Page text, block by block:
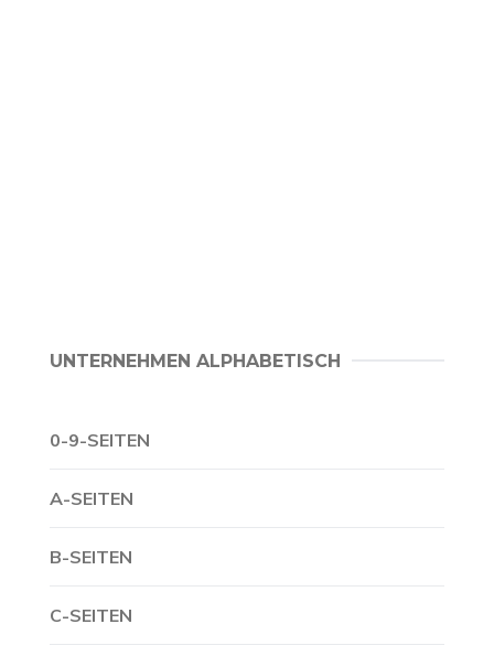
UNTERNEHMEN ALPHABETISCH
0-9-SEITEN
A-SEITEN
B-SEITEN
C-SEITEN